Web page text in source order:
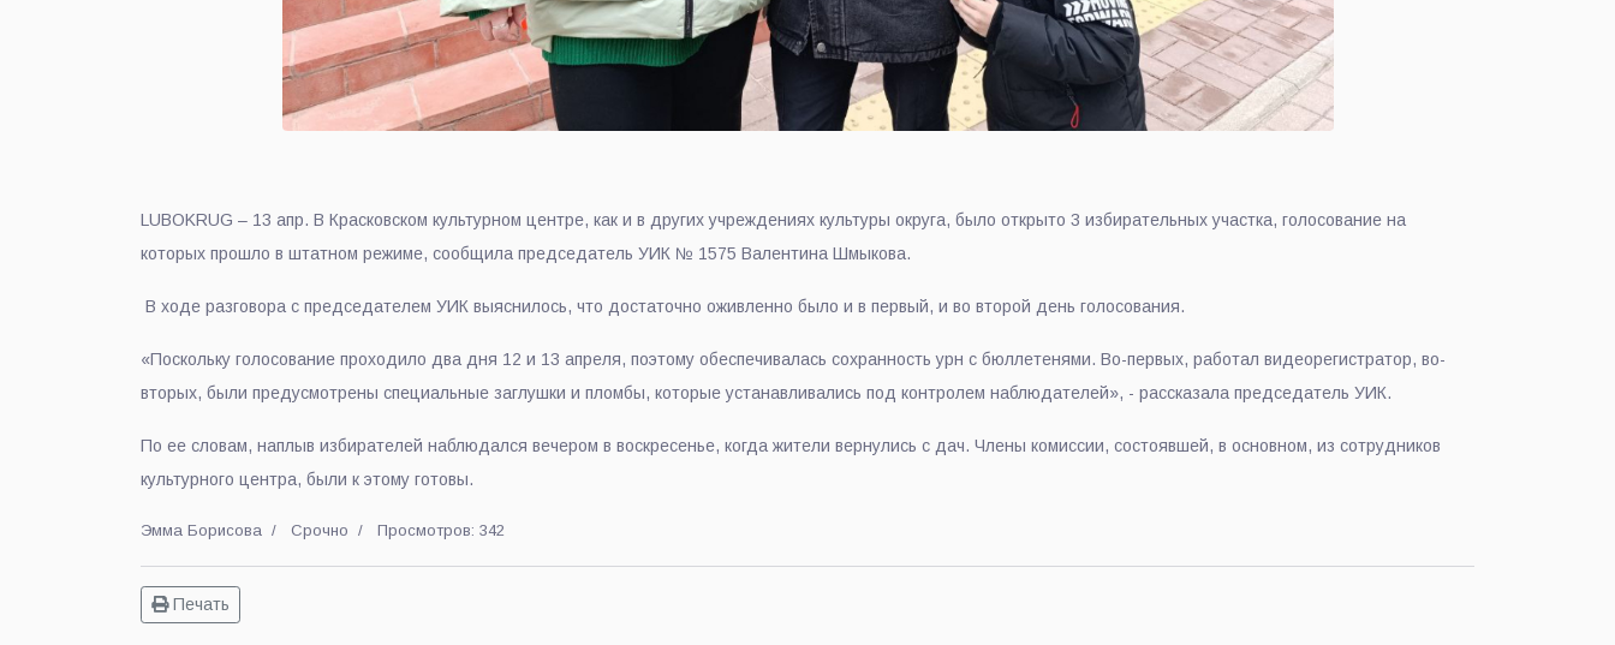
LUBOKRUG – 13 апр. В Красковском культурном центре, как и в других учреждениях культуры округа, было открыто 3 избирательных участка, голосование на
которых прошло в штатном режиме, сообщила председатель УИК № 1575 Валентина Шмыкова.
В ходе разговора с председателем УИК выяснилось, что достаточно оживленно было и в первый, и во второй день голосования.
«Поскольку голосование проходило два дня 12 и 13 апреля, поэтому обеспечивалась сохранность урн с бюллетенями. Во-первых, работал видеорегистратор, во-
вторых, были предусмотрены специальные заглушки и пломбы, которые устанавливались под контролем наблюдателей», - рассказала председатель УИК.
По ее словам, наплыв избирателей наблюдался вечером в воскресенье, когда жители вернулись с дач. Члены комиссии, состоявшей, в основном, из сотрудников
культурного центра, были к этому готовы.
Эмма Борисова Срочно Просмотров: 342
Печать